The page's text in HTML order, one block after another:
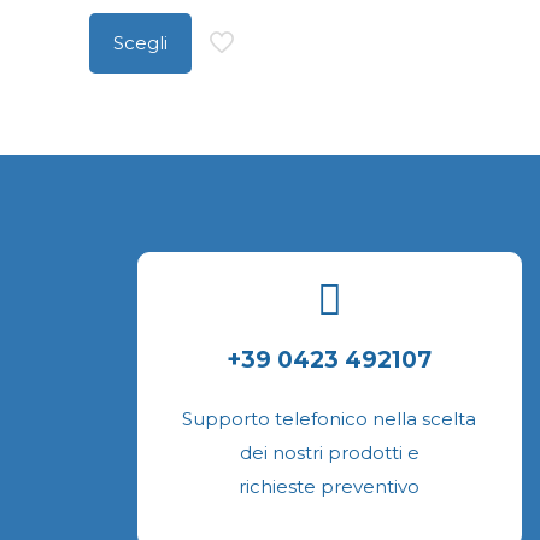
scelte
nella
Scegli
Questo
più
opzioni
+39 0423 492107
Supporto telefonico nella scelta
dei nostri prodotti e
richieste preventivo